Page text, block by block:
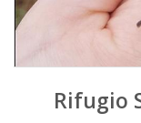
Rifugio